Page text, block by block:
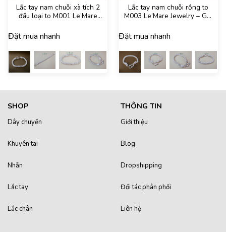
Lắc tay nam chuỗi xà tích 2
đầu loại to M001 Le’Mare
độc đáo và ý nghĩa dành
tặng nam giới trong các dịp
sinh nhật, ngày kỷ niệm, lễ
tết, giáng sinh – năm mới….
Đặt mua nhanh
Lắc tay nam chuỗi rồng to
M003 Le’Mare Jewelry – Gợi
nghĩa dành tặng nam giới
trong các dịp sinh nhật,
ngày kỷ niệm, lễ tết, giáng
sinh – năm mới….
Đặt mua nhanh
SHOP
Dây chuyền
Khuyên tai
Nhẫn
Lắc tay
Lắc chân
THÔNG TIN
Giới thiệu
Blog
Dropshipping
Đối tác phân phối
Liên hệ